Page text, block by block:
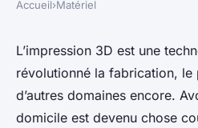
Comment
paramètres de
d'impression
Accueil›Matériel
L’impression 3D est une
révolutionné la fabrication,
d’autres domaines encore.
domicile est devenu chose